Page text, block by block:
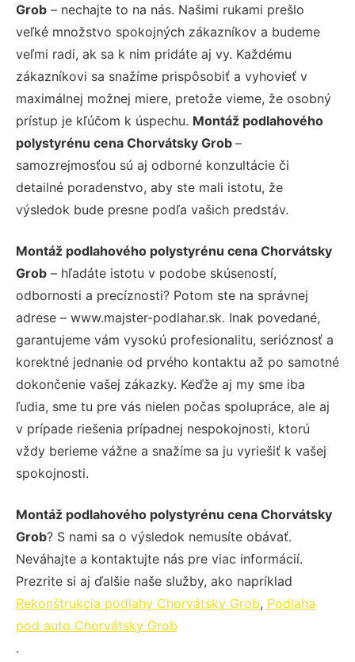
Grob – nechajte to na nás. Našimi rukami prešlo
veľké množstvo spokojných zákazníkov a budeme
veľmi radi, ak sa k nim pridáte aj vy. Každému
zákazníkovi sa snažíme prispôsobiť a vyhovieť v
maximálnej možnej miere, pretože vieme, že osobný
prístup je kľúčom k úspechu. Montáž podlahového
polystyrénu cena Chorvátsky Grob –
samozrejmosťou sú aj odborné konzultácie či
detailné poradenstvo, aby ste mali istotu, že
výsledok bude presne podľa vašich predstáv.
Montáž podlahového polystyrénu cena Chorvátsky
Grob – hľadáte istotu v podobe skúseností,
odbornosti a precíznosti? Potom ste na správnej
adrese – www.majster-podlahar.sk. Inak povedané,
garantujeme vám vysokú profesionalitu, serióznosť a
korektné jednanie od prvého kontaktu až po samotné
dokončenie vašej zákazky. Keďže aj my sme iba
ľudia, sme tu pre vás nielen počas spolupráce, ale aj
v prípade riešenia prípadnej nespokojnosti, ktorú
vždy berieme vážne a snažíme sa ju vyriešiť k vašej
spokojnosti.
Montáž podlahového polystyrénu cena Chorvátsky
Grob? S nami sa o výsledok nemusíte obávať.
Neváhajte a kontaktujte nás pre viac informácií.
Prezrite si aj ďalšie naše služby, ako napríklad
Rekonštrukcia podlahy Chorvátsky Grob, Podlaha
pod auto Chorvátsky Grob
.